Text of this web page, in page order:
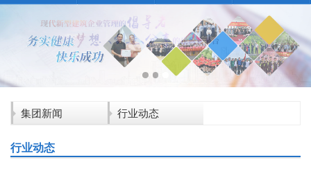
集团新闻 行业动态
行业动态